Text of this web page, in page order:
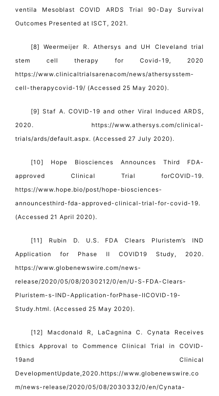
ventila Mesoblast COVID ARDS Trial 90-Day Survival
Outcomes Presented at ISCT, 2021.
[8] Weermeijer R. Athersys and UH Cleveland trial
stem cell therapy for Covid-19, 2020
https://www.clinicaltrialsarenacom/news/athersysstem-
cell-therapycovid-19/ (Accessed 25 May 2020).
[9] Staf A. COVID-19 and other Viral Induced ARDS,
2020. https://www.athersys.com/clinical-
trials/ards/default.aspx. (Accessed 27 July 2020).
[10] Hope Biosciences Announces Third FDA-
approved Clinical Trial forCOVID-19.
https://www.hope.bio/post/hope-biosciences-
announcesthird-fda-approved-clinical-trial-for-covid-19.
(Accessed 21 April 2020).
[11] Rubin D. U.S. FDA Clears Pluristem’s IND
Application for Phase II COVID19 Study, 2020.
https://www.globenewswire.com/news-
release/2020/05/08/2030212/0/en/U-S-FDA-Clears-
Pluristem-s-IND-Application-forPhase-IICOVID-19-
Study.html. (Accessed 25 May 2020).
[12] Macdonald R, LaCagnina C. Cynata Receives
Ethics Approval to Commence Clinical Trial in COVID-
19and Clinical
DevelopmentUpdate,2020.https://www.globenewswire.co
m/news-release/2020/05/08/2030332/0/en/Cynata-